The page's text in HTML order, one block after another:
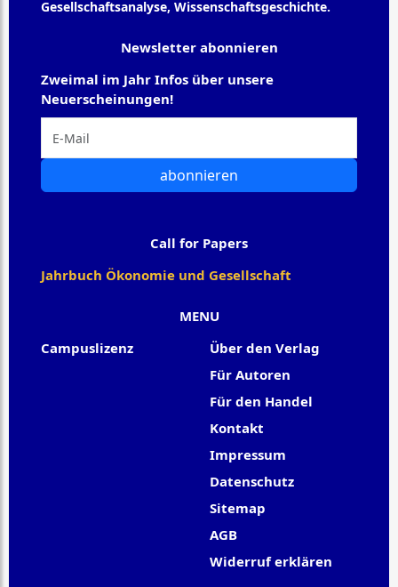
Gesellschaftsanalyse, Wissenschaftsgeschichte.
MENU
Campuslizenz
Über den Verlag
Für Autoren
Für den Handel
Kontakt
Impressum
Datenschutz
Sitemap
AGB
Widerruf erklären
Newsletter abonnieren
Zweimal im Jahr Infos über unsere
Neuerscheinungen!
abonnieren
Call for Papers
Jahrbuch Ökonomie und Gesellschaft